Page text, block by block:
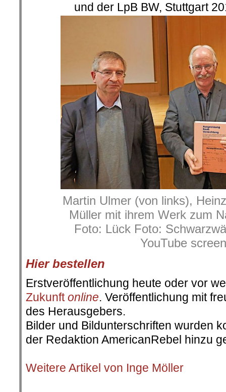
und der LpB BW, Stuttgart
Martin Ulmer (von links),
Müller mit ihrem Werk zum
Foto: Lück Foto:
YouTube
Hier bestellen
Erstveröffentlichung heute oder vor
Zukunftonline. Veröffentlichung mit
des Herausgebers.
Bilder und Bildunterschriften wurden
der Redaktion AmericanRebel hinzu
Weitere Artikel von Inge Möller